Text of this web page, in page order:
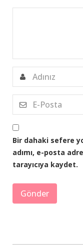
Bir dahaki sefere
adımı, e-posta
tarayıcıya kaydet.